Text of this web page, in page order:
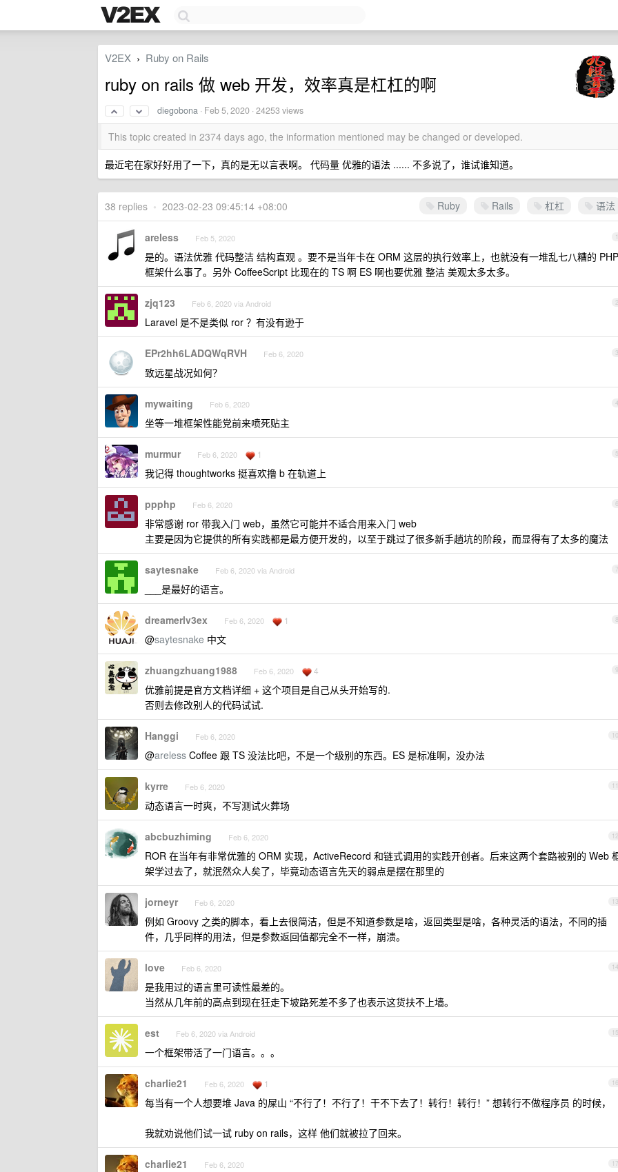
V2EX › Ruby on Rails
ruby on rails 做 web 开发，效率真是杠杠的啊
diegobona · Feb 5, 2020 · 24253 views
This topic created in 2374 days ago, the information mentioned may be changed or developed.
最近宅在家好好用了一下，真的是无以言表啊。 代码量 优雅的语法 ...... 不多说了，谁试谁知道。
Ruby Rails 杠杠 语法
38 replies • 2023-02-23 09:45:14 +08:00
1
areless Feb 5, 2020
是的。语法优雅 代码整洁 结构直观 。要不是当年卡在 ORM 这层的执行效率上，也就没有一堆乱七八糟的 PHP
框架什么事了。另外 CoffeeScript 比现在的 TS 啊 ES 啊也要优雅 整洁 美观太多太多。
2
zjq123 Feb 6, 2020 via Android
Laravel 是不是类似 ror ？有没有逊于
3
EPr2hh6LADQWqRVH Feb 6, 2020
致远星战况如何？
4
mywaiting Feb 6, 2020
坐等一堆框架性能党前来喷死贴主
5
murmur Feb 6, 2020 1
我记得 thoughtworks 挺喜欢撸 b 在轨道上
6
ppphp Feb 6, 2020
非常感谢 ror 带我入门 web，虽然它可能并不适合用来入门 web
主要是因为它提供的所有实践都是最方便开发的，以至于跳过了很多新手趟坑的阶段，而显得有了太多的魔法
7
saytesnake Feb 6, 2020 via Android
___是最好的语言。
8
dreamerlv3ex Feb 6, 2020 1
@saytesnake 中文
9
zhuangzhuang1988 Feb 6, 2020 4
优雅前提是官方文档详细 + 这个项目是自己从头开始写的.
否则去修改别人的代码试试.
10
Hanggi Feb 6, 2020
@areless Coffee 跟 TS 没法比吧，不是一个级别的东西。ES 是标准啊，没办法
11
kyrre Feb 6, 2020
动态语言一时爽，不写测试火葬场
12
abcbuzhiming Feb 6, 2020
ROR 在当年有非常优雅的 ORM 实现，ActiveRecord 和链式调用的实践开创者。后来这两个套路被别的 Web
架学过去了，就泯然众人矣了，毕竟动态语言先天的弱点是摆在那里的
13
jorneyr Feb 6, 2020
例如 Groovy 之类的脚本，看上去很简洁，但是不知道参数是啥，返回类型是啥，各种灵活的语法，不同的插
件，几乎同样的用法，但是参数返回值都完全不一样，崩溃。
14
love Feb 6, 2020
是我用过的语言里可读性最差的。
当然从几年前的高点到现在狂走下坡路死差不多了也表示这货扶不上墙。
15
est Feb 6, 2020 via Android
一个框架带活了一门语言。。。
16
charlie21 Feb 6, 2020 1
每当有一个人想要堆 Java 的屎山 “不行了！不行了！干不下去了！转行！转行！” 想转行不做程序员 的时候，
我就劝说他们试一试 ruby on rails，这样 他们就被拉了回来。
17
charlie21 Feb 6, 2020